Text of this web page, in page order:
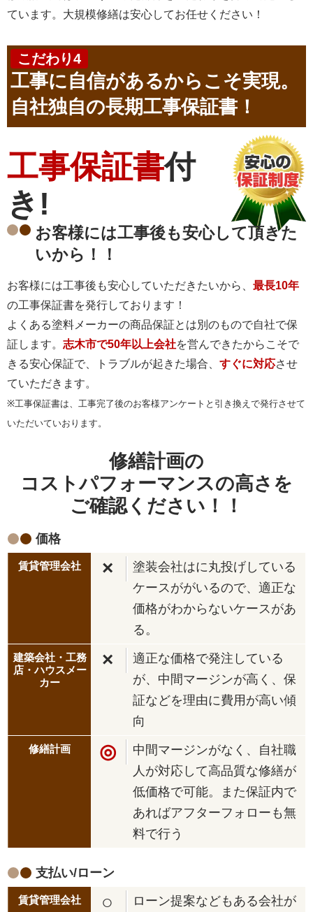
ています。大規模修繕は安心してお任せください！
こだわり4
工事に自信があるからこそ実現。
自社独自の長期工事保証書！
工事保証書付
き!
お客様には工事後も安心して頂きた
いから！！
お客様には工事後も安心していただきたいから、 最長10年
の工事保証書を発行しております！
よくある塗料メーカーの商品保証とは別のもので自社で保
証します。 志木市で50年以上会社を営んできたからこそで
きる安心保証で、トラブルが起きた場合、 すぐに対応させ
ていただきます。
※工事保証書は、工事完了後のお客様アンケートと引き換えで発行させて
いただいていおります。
修繕計画の
コストパフォーマンスの高さを
ご確認ください！！
価格
×
塗装会社はに丸投げしている
ケースががいるので、適正な
価格がわからないケースがあ
る。
×
適正な価格で発注している
が、中間マージンが高く、保
証などを理由に費用が高い傾
向
◎
中間マージンがなく、自社職
人が対応して高品質な修繕が
低価格で可能。また保証内で
あればアフターフォローも無
料で行う
支払い/ローン
○ ローン提案などもある会社が